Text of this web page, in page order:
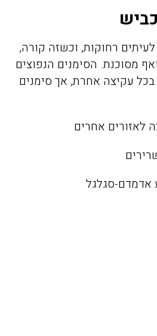
רחוקות, וכשזה קורה,
מסוכנת. הסימנים הנפוצים
בכל עקיצה אחרת, אך סימנים
לאזורים אחרים
אדמדם-סגלגל